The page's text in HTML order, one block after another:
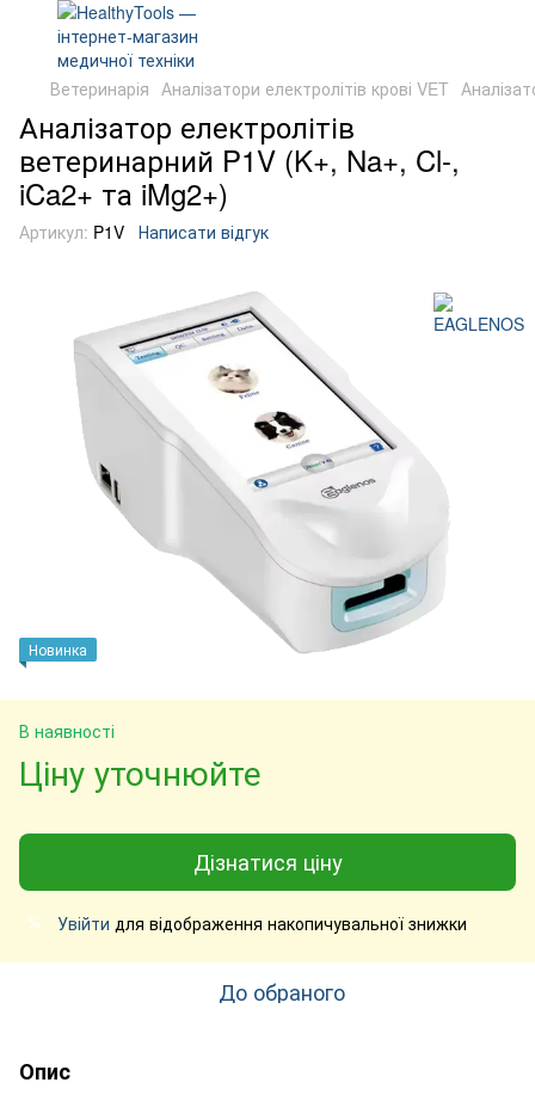
Ветеринарія Аналізатори електролітів крові VET
Аналізатор електролітів
ветеринарний P1V (K+, Na+, Cl-,
iCa2+ та iMg2+)
Артикул: P1V Написати відгук
Новинка
В наявності
Ціну уточнюйте
Дізнатися ціну
% Увійти для відображення накопичувальної знижки
До обраного
Опис